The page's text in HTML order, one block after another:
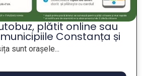
plătit online sau
Constanța și
sunt orașele...